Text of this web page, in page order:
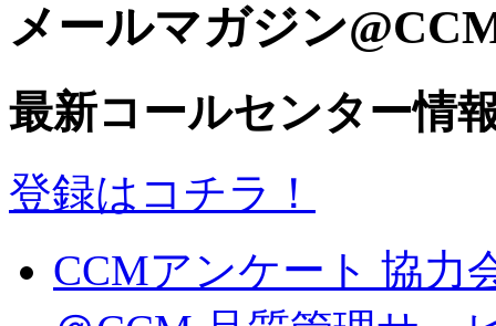
メールマガジン
最新コールセンター情
登録はコチラ！
CCMアンケート 協力